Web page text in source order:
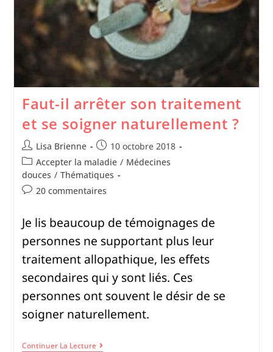
Faut-il arrêter son traitement
et se soigner naturellement ?
Lisa Brienne
10 octobre 2018
Accepter la maladie / Médecines
douces / Thématiques
20 commentaires
Je lis beaucoup de témoignages de
personnes ne supportant plus leur
traitement allopathique, les effets
secondaires qui y sont liés. Ces
personnes ont souvent le désir de se
soigner naturellement.
Continuer La Lecture